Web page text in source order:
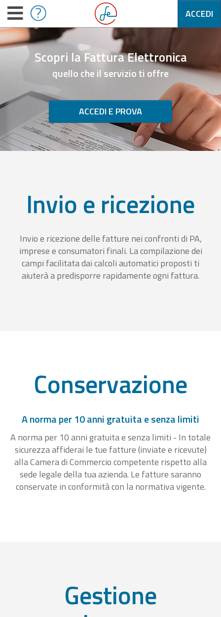
ACCEDI
Scopri la Fattura Elettronica
quello che il servizio ti offre
ACCEDI E PROVA
Invio e ricezione
Invio e ricezione delle fatture nei confronti di PA,
imprese e consumatori finali. La compilazione dei
campi facilitata dai calcoli automatici proposti ti
aiuterà a predisporre rapidamente ogni fattura.
Conservazione
A norma per 10 anni gratuita e senza limiti
A norma per 10 anni gratuita e senza limiti - In totale
sicurezza affiderai le tue fatture (inviate e ricevute)
alla Camera di Commercio competente rispetto alla
sede legale della tua azienda. Le fatture saranno
conservate in conformità con la normativa vigente.
Gestione